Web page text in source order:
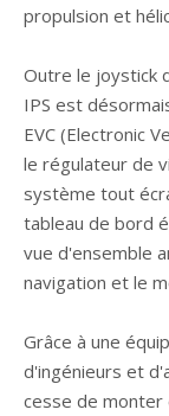
propulsion et
Outre le joystick
IPS est
EVC (Electronic
le régulateur de
système tout
tableau de bord
vue d'ensemble
navigation et le
Grâce à une
d'ingénieurs et
cesse de monter